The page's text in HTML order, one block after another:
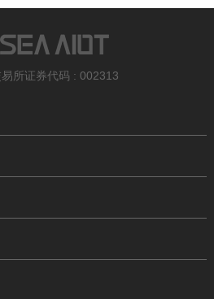
所证券代码 : 002313